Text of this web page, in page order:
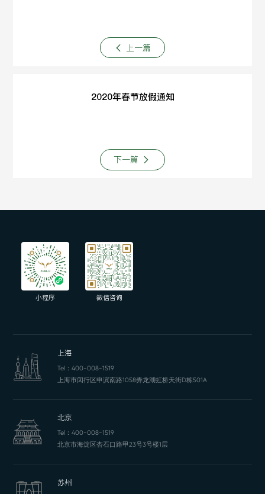
上一篇
2020年春节放假通知
下一篇
小程序 微信咨询
上海
Tel： 400-008-1519
上海市闵行区申滨南路1058弄龙湖虹桥天街D栋501A
北京
Tel： 400-008-1519
北京市海淀区杏石口路甲23号3号楼1层
苏州